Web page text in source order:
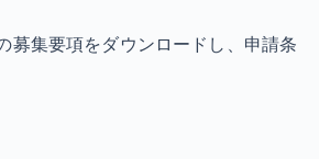
募集要項をダウンロードし、申請条